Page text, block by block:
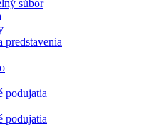
súbor
predstavenia
podujatia
podujatia